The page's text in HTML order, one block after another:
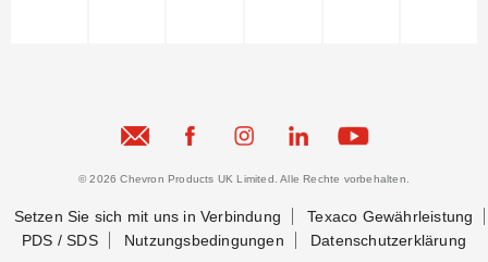
© 2026 Chevron Products UK Limited. Alle Rechte vorbehalten.
Setzen Sie sich mit uns in Verbindung
Texaco Gewährleistung
PDS / SDS
Nutzungsbedingungen Datenschutzerklärung